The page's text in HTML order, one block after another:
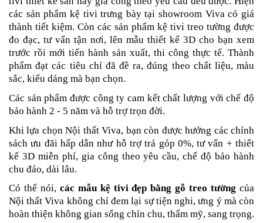
các sản phẩm kệ tivi trưng bày tại showroom Viva có giá
thành tiết kiệm. Còn các sản phẩm kệ tivi treo tường được
đo đạc, tư vấn tận nơi, lên mẫu thiết kế 3D cho bạn xem
trước rồi mới tiến hành sản xuất, thi công thực tế. Thành
phẩm đạt các tiêu chí đã đề ra, đúng theo chất liệu, màu
sắc, kiểu dáng mà bạn chọn.
Các sản phẩm được công ty cam kết chất lượng với chế độ
bảo hành 2 - 5 năm và hỗ trợ trọn đời.
Khi lựa chọn Nội thất Viva, bạn còn được hưởng các chính
sách ưu đãi hấp dẫn như hỗ trợ trả góp 0%, tư vấn + thiết
kế 3D miễn phí, gia công theo yêu cầu, chế độ bảo hành
chu đáo, dài lâu.
Có thể nói, các mẫu kệ tivi đẹp bằng gỗ treo tường của
Nội thất Viva không chỉ đem lại sự tiện nghi, ưng ý mà còn
hoàn thiện không gian sống chỉn chu, thẩm mỹ, sang trọng.